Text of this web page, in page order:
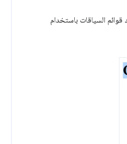
قوائم السياقات باستخدام